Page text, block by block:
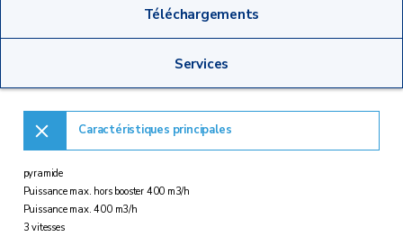
Téléchargements
Services
Caractéristiques principales
pyramide
Puissance max. hors booster 400 m3/h
Puissance max. 400 m3/h
3 vitesses